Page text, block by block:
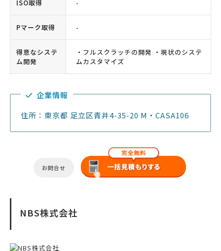
ISO取得 -
Pマーク取得 -
得意なシステ
ム開発
・フルスクラッチの開発 ・現状のシステ
ムカスタマイズ
企業情報
住所：東京都 足立区青井4-35-20 M・CASA106
お問合せ
NBS株式会社